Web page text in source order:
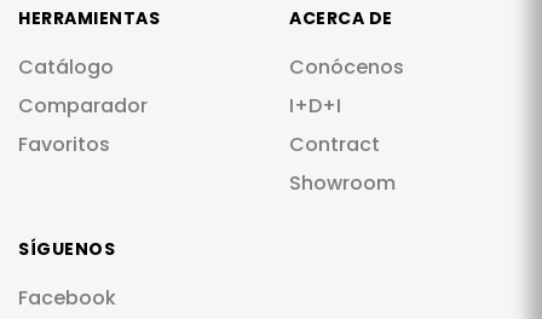
HERRAMIENTAS
Catálogo
Comparador
Favoritos
ACERCA DE
Conócenos
I+D+I
Contract
Showroom
SÍGUENOS
Facebook